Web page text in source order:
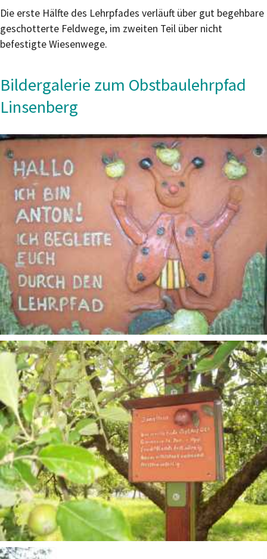
Die erste Hälfte des Lehrpfades verläuft über gut begehbare
geschotterte Feldwege, im zweiten Teil über nicht
befestigte Wiesenwege.
Bildergalerie zum Obstbaulehrpfad
Linsenberg